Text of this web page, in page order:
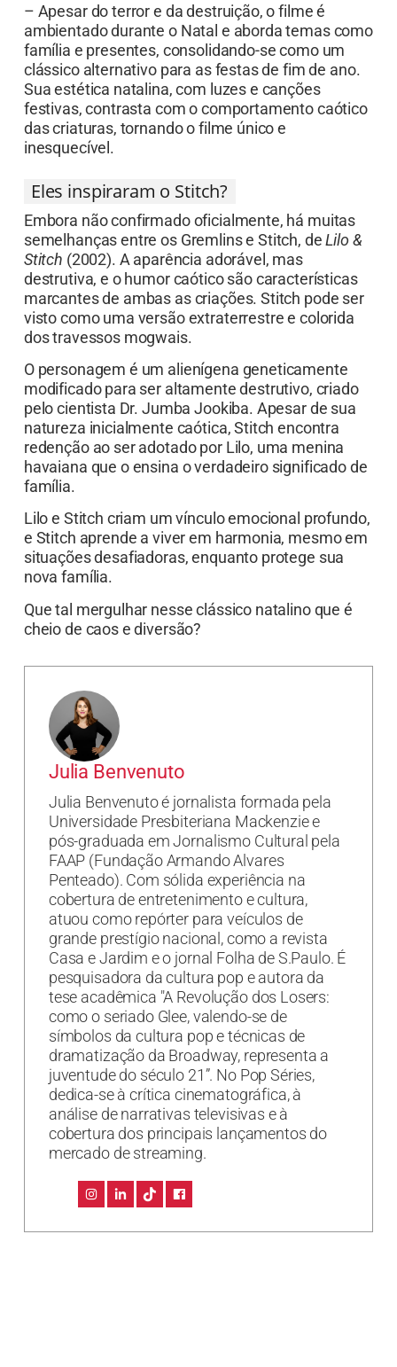
– Apesar do terror e da destruição, o filme é
ambientado durante o Natal e aborda temas como
família e presentes, consolidando-se como um
clássico alternativo para as festas de fim de ano.
Sua estética natalina, com luzes e canções
festivas, contrasta com o comportamento caótico
das criaturas, tornando o filme único e
inesquecível.
Eles inspiraram o Stitch?
Embora não confirmado oficialmente, há muitas
semelhanças entre os Gremlins e Stitch, deLilo &
Stitch (2002). A aparência adorável, mas
destrutiva, e o humor caótico são características
marcantes de ambas as criações. Stitch pode ser
visto como uma versão extraterrestre e colorida
dos travessos mogwais.
O personagem é um alienígena geneticamente
modificado para ser altamente destrutivo, criado
pelo cientista Dr. Jumba Jookiba. Apesar de sua
natureza inicialmente caótica, Stitch encontra
redenção ao ser adotado por Lilo, uma menina
havaiana que o ensina o verdadeiro significado de
família.
Lilo e Stitch criam um vínculo emocional profundo,
e Stitch aprende a viver em harmonia, mesmo em
situações desafiadoras, enquanto protege sua
nova família.
Que tal mergulhar nesse clássico natalino que é
cheio de caos e diversão?
Julia Benvenuto
Julia Benvenuto é jornalista formada pela
Universidade Presbiteriana Mackenzie e
pós-graduada em Jornalismo Cultural pela
FAAP (Fundação Armando Alvares
Penteado). Com sólida experiência na
cobertura de entretenimento e cultura,
atuou como repórter para veículos de
grande prestígio nacional, como a revista
Casa e Jardim e o jornal Folha de S.Paulo. É
pesquisadora da cultura pop e autora da
tese acadêmica "A Revolução dos Losers:
como o seriado Glee, valendo-se de
símbolos da cultura pop e técnicas de
dramatização da Broadway, representa a
juventude do século 21”. No Pop Séries,
dedica-se à crítica cinematográfica, à
análise de narrativas televisivas e à
cobertura dos principais lançamentos do
mercado de streaming.